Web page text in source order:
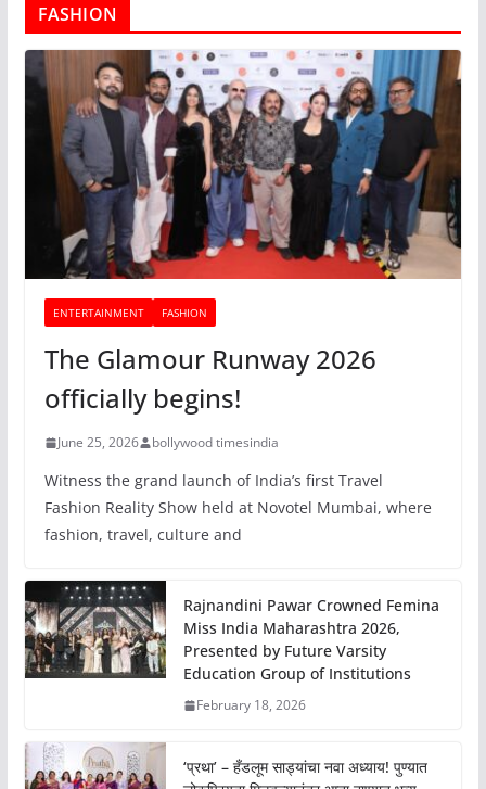
FASHION
ENTERTAINMENT FASHION
The Glamour Runway 2026
officially begins!
June 25, 2026 bollywood timesindia
Witness the grand launch of India’s first Travel
Fashion Reality Show held at Novotel Mumbai, where
fashion, travel, culture and
Rajnandini Pawar Crowned Femina
Miss India Maharashtra 2026,
Presented by Future Varsity
Education Group of Institutions
February 18, 2026
‘प्रथा’ – हँडलूम साड्यांचा नवा अध्याय! पुण्यात